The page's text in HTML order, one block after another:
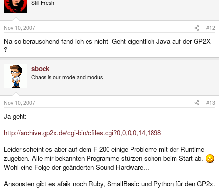
Still Fresh
Nov 10, 2007 #12
Na so berauschend fand ich es nicht. Geht eigentlich Java auf der GP2X
?
sbock
Chaos is our mode and modus
Nov 10, 2007 #13
Ja geht:
http://archive.gp2x.de/cgi-bin/cfiles.cgi?0,0,0,0,14,1898
Leider scheint es aber auf dem F-200 einige Probleme mit der Runtime
zugeben. Alle mir bekannten Programme stürzen schon beim Start ab.
Wohl eine Folge der geänderten Sound Hardware...
Ansonsten gibt es afaik noch Ruby, SmallBasic und Python für den GP2x.